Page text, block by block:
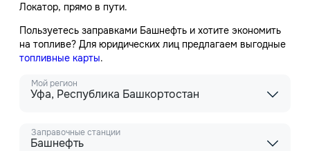
Локатор, прямо в пути.
Пользуетесь заправками Башнефть и хотите экономить
на топливе? Для юридических лиц предлагаем выгодные
топливные карты.
Мой регион
Уфа, Республика Башкортостан
Заправочные станции
Башнефть